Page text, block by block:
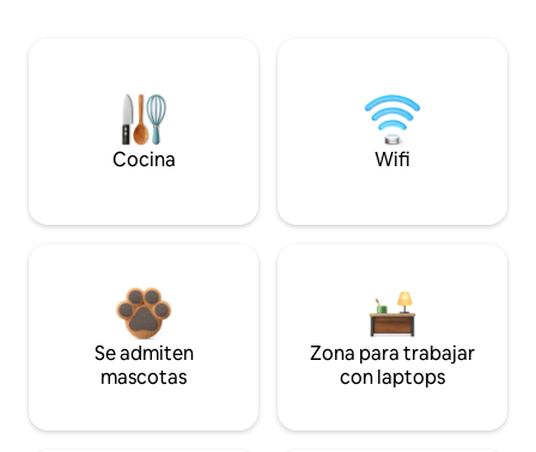
Cocina Wifi
Se admiten
mascotas
Zona para trabajar
con laptops